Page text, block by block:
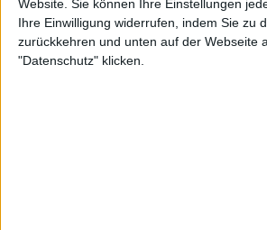
Website. Sie können Ihre Einstellungen
Ihre Einwilligung widerrufen, indem Sie zu
zurückkehren und unten auf der Webseite
"Datenschutz" klicken.